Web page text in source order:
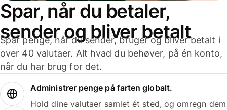
Spar, når du betaler,
sender og bliver betalt
Spar penge, når du sender, bruger og bliver betalt i
over 40 valutaer. Alt hvad du behøver, på én konto,
når du har brug for det.
Administrer penge på farten globalt.
Hold dine valutaer samlet ét sted, og omregn dem